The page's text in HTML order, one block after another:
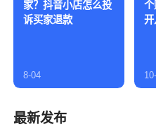
家？抖音小店怎么投
诉买家退款
8-04
最新发布